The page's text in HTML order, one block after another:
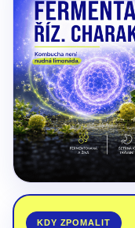
KDY ZPOMALIT